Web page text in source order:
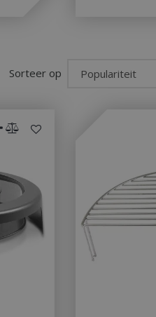
Sorteer op
after 2
cookie
available
van
van
correct te
5 maanden 4
weken
Deze
op te